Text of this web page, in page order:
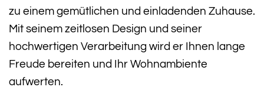
zu einem gemütlichen und einladenden Zuhause.
Mit seinem zeitlosen Design und seiner
hochwertigen Verarbeitung wird er Ihnen lange
Freude bereiten und Ihr Wohnambiente
aufwerten.